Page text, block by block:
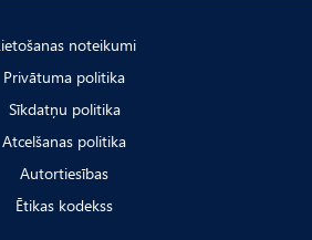
noteikumi
Privātuma politika
Sīkdatņu politika
Atcelšanas politika
Autortiesības
Ētikas kodekss